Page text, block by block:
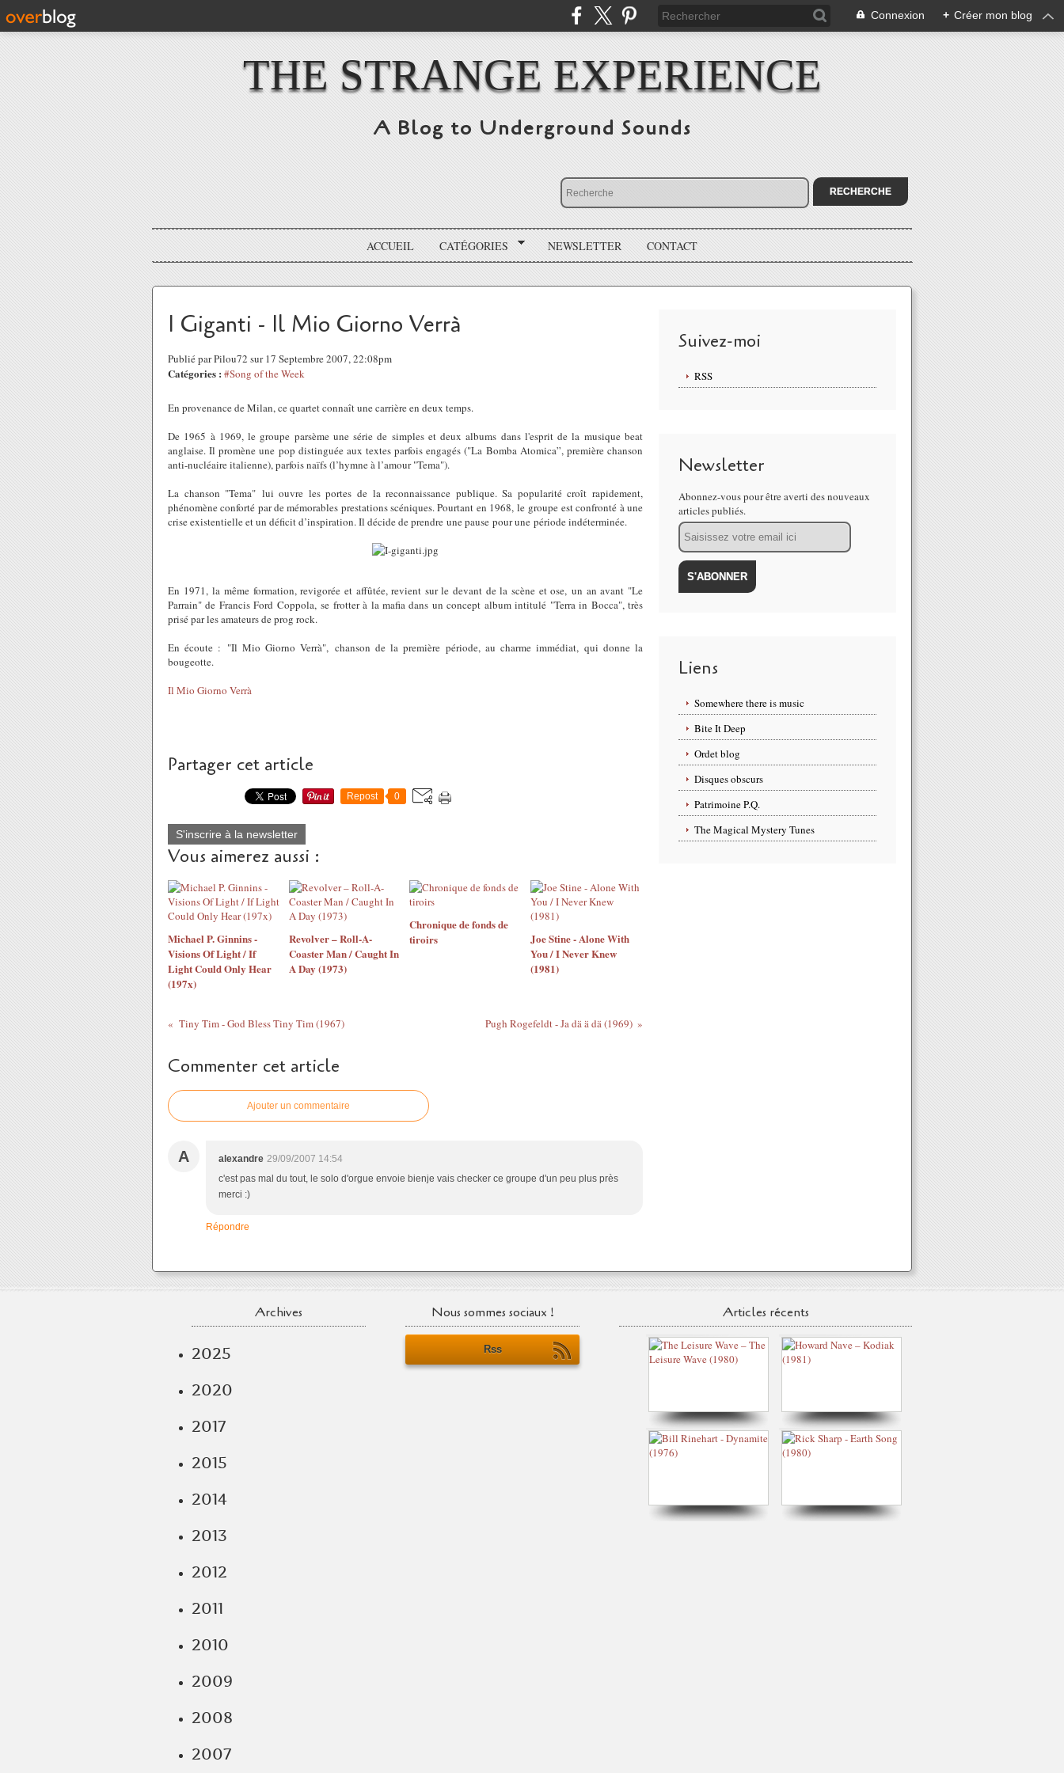
Connexion + Créer mon blog
THE STRANGE EXPERIENCE
A Blog to Underground Sounds
ACCUEIL CATÉGORIES NEWSLETTER CONTACT
I Giganti - Il Mio Giorno Verrà
Publié par Pilou72 sur 17 Septembre 2007, 22:08pm
Catégories : #Song of the Week
En provenance de Milan, ce quartet connaît une carrière en deux temps.
De 1965 à 1969, le groupe parsème une série de simples et deux albums dans l'esprit de la musique beat
anglaise. Il promène une pop distinguée aux textes parfois engagés ("La Bomba Atomica”, première chanson
anti-nucléaire italienne), parfois naïfs (l’hymne à l’amour "Tema").
La chanson "Tema" lui ouvre les portes de la reconnaissance publique. Sa popularité croît rapidement,
phénomène conforté par de mémorables prestations scéniques. Pourtant en 1968, le groupe est confronté à une
crise existentielle et un déficit d’inspiration. Il décide de prendre une pause pour une période indéterminée.
En 1971, la même formation, revigorée et affûtée, revient sur le devant de la scène et ose, un an avant "Le
Parrain" de Francis Ford Coppola, se frotter à la mafia dans un concept album intitulé "Terra in Bocca", très
prisé par les amateurs de prog rock.
En écoute : "Il Mio Giorno Verrà", chanson de la première période, au charme immédiat, qui donne la
bougeotte.
Il Mio Giorno Verrà
Partager cet article
Repost 0
S'inscrire à la newsletter
Vous aimerez aussi :
Michael P. Ginnins -
Visions Of Light / If
Light Could Only Hear
(197x)
Revolver – Roll-A-
Coaster Man / Caught In
A Day (1973)
Chronique de fonds de
tiroirs
Joe Stine - Alone With
You / I Never Knew
(1981)
Tiny Tim - God Bless Tiny Tim (1967) Pugh Rogefeldt - Ja dä ä dä (1969)
Commenter cet article
Ajouter un commentaire
A alexandre 29/09/2007 14:54
c'est pas mal du tout, le solo d'orgue envoie bienje vais checker ce groupe d'un peu plus près
merci :)
Répondre
Suivez-moi
RSS
Newsletter
Abonnez-vous pour être averti des nouveaux
articles publiés.
Email
Liens
Somewhere there is music
Bite It Deep
Ordet blog
Disques obscurs
Patrimoine P.Q.
The Magical Mystery Tunes
Archives
2025
2020
2017
2015
2014
2013
2012
2011
2010
2009
2008
2007
Nous sommes sociaux !
Rss
Articles récents